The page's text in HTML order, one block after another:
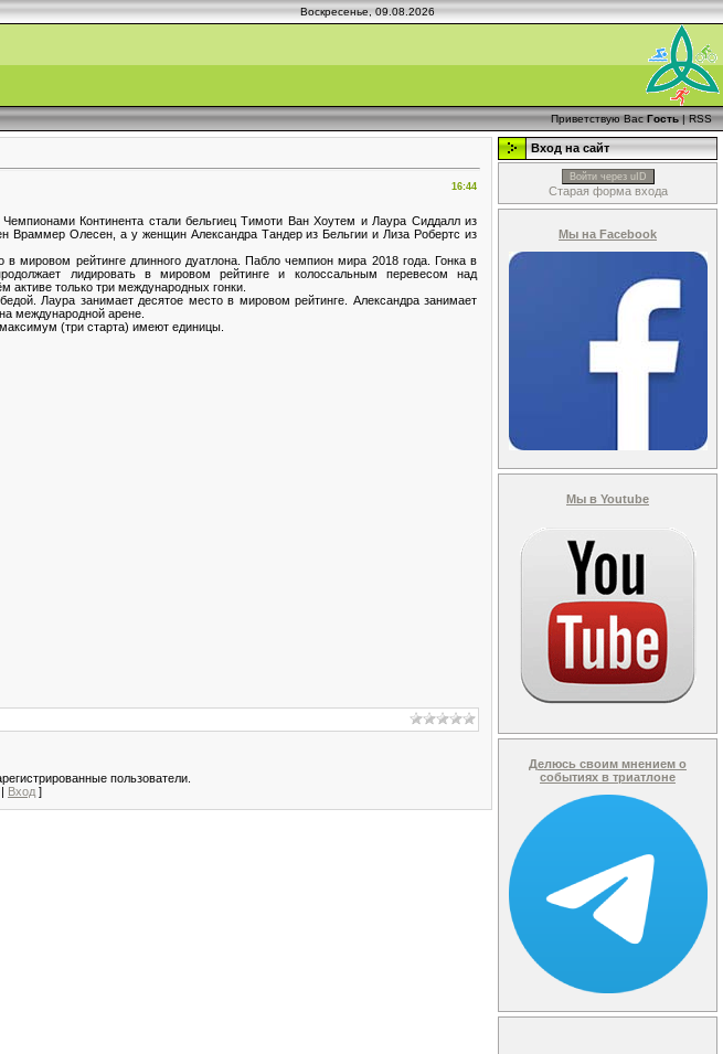
Воскресенье, 09.08.2026
Приветствую Вас Гость|RSS
16:44
Континента стали бельгиец Тимоти Ван Хоутем и Лаура Сиддалл из
Враммер Олесен, а у женщин Александра Тандер из Бельгии и Лиза Робертс из
мировом рейтинге длинного дуатлона. Пабло чемпион мира 2018 года. Гонка в
лидировать в мировом рейтинге и колоссальным перевесом над
только три международных гонки.
Лаура занимает десятое место в мировом рейтинге. Александра занимает
международной арене.
(три старта) имеют единицы.
пользователи.
| Вход ]
Вход на сайт
Войти через uID
Старая форма входа
Мы на Facebook
Мы в Youtube
Делюсь своим мнением о
событиях в триатлоне